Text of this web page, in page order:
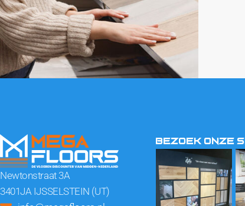
Newtonstraat 3A
3401JA IJSSELSTEIN (UT)
BEZOEK ONZE